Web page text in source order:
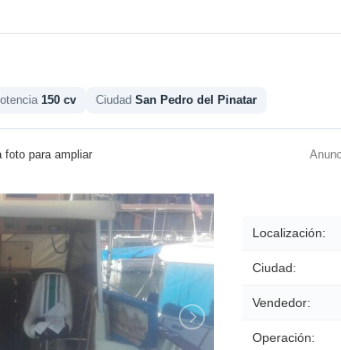
150 cv Ciudad San Pedro del Pinatar
foto para ampliar
Localización:
Ciudad:
Vendedor:
Operación: